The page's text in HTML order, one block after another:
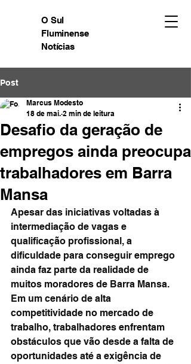
O Sul
Fluminense
Notícias
Post
Desafio da geração de
empregos ainda preocupa
trabalhadores em Barra
Mansa
Marcus Modesto
18 de mai. 2 min de leitura
Apesar das iniciativas voltadas à
intermediação de vagas e
qualificação profissional, a
dificuldade para conseguir emprego
ainda faz parte da realidade de
muitos moradores de Barra Mansa.
Em um cenário de alta
competitividade no mercado de
trabalho, trabalhadores enfrentam
obstáculos que vão desde a falta de
oportunidades até a exigência de